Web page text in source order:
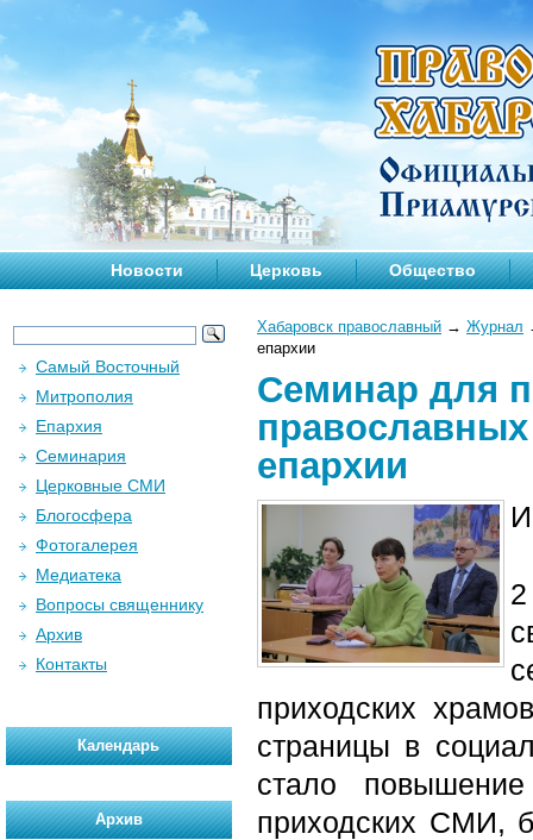
Новости Церковь Общество
Хабаровск православный → Журнал
епархии
Семинар для
епархии
приходских
страницы в
стало
приходских СМИ,
Самый Восточный
Митрополия
Епархия
Семинария
Церковные СМИ
Блогосфера
Фотогалерея
Медиатека
Вопросы священнику
Архив
Контакты
Календарь
Архив